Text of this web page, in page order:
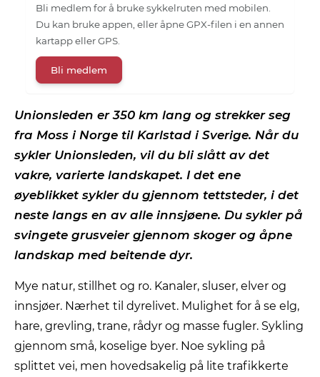
Bli medlem for å bruke sykkelruten med mobilen.
Du kan bruke appen, eller åpne GPX-filen i en annen
kartapp eller GPS.
Bli medlem
Unionsleden er 350 km lang og strekker seg
fra Moss i Norge til Karlstad i Sverige. Når du
sykler Unionsleden, vil du bli slått av det
vakre, varierte landskapet. I det ene
øyeblikket sykler du gjennom tettsteder, i det
neste langs en av alle innsjøene. Du sykler på
svingete grusveier gjennom skoger og åpne
landskap med beitende dyr.
Mye natur, stillhet og ro. Kanaler, sluser, elver og
innsjøer. Nærhet til dyrelivet. Mulighet for å se elg,
hare, grevling, trane, rådyr og masse fugler. Sykling
gjennom små, koselige byer. Noe sykling på
splittet vei, men hovedsakelig på lite trafikkerte